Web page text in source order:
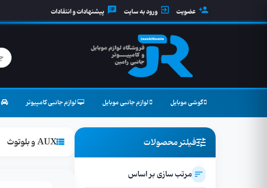
عضویت ورود به سایت پیشنهادات و انتقادات
گوشی موبایل لوازم جانبی موبایل لوازم جانبی کامپیوتر
فیلتر محصولات
مرتب سازی بر اساس
AUX و بلوتوث